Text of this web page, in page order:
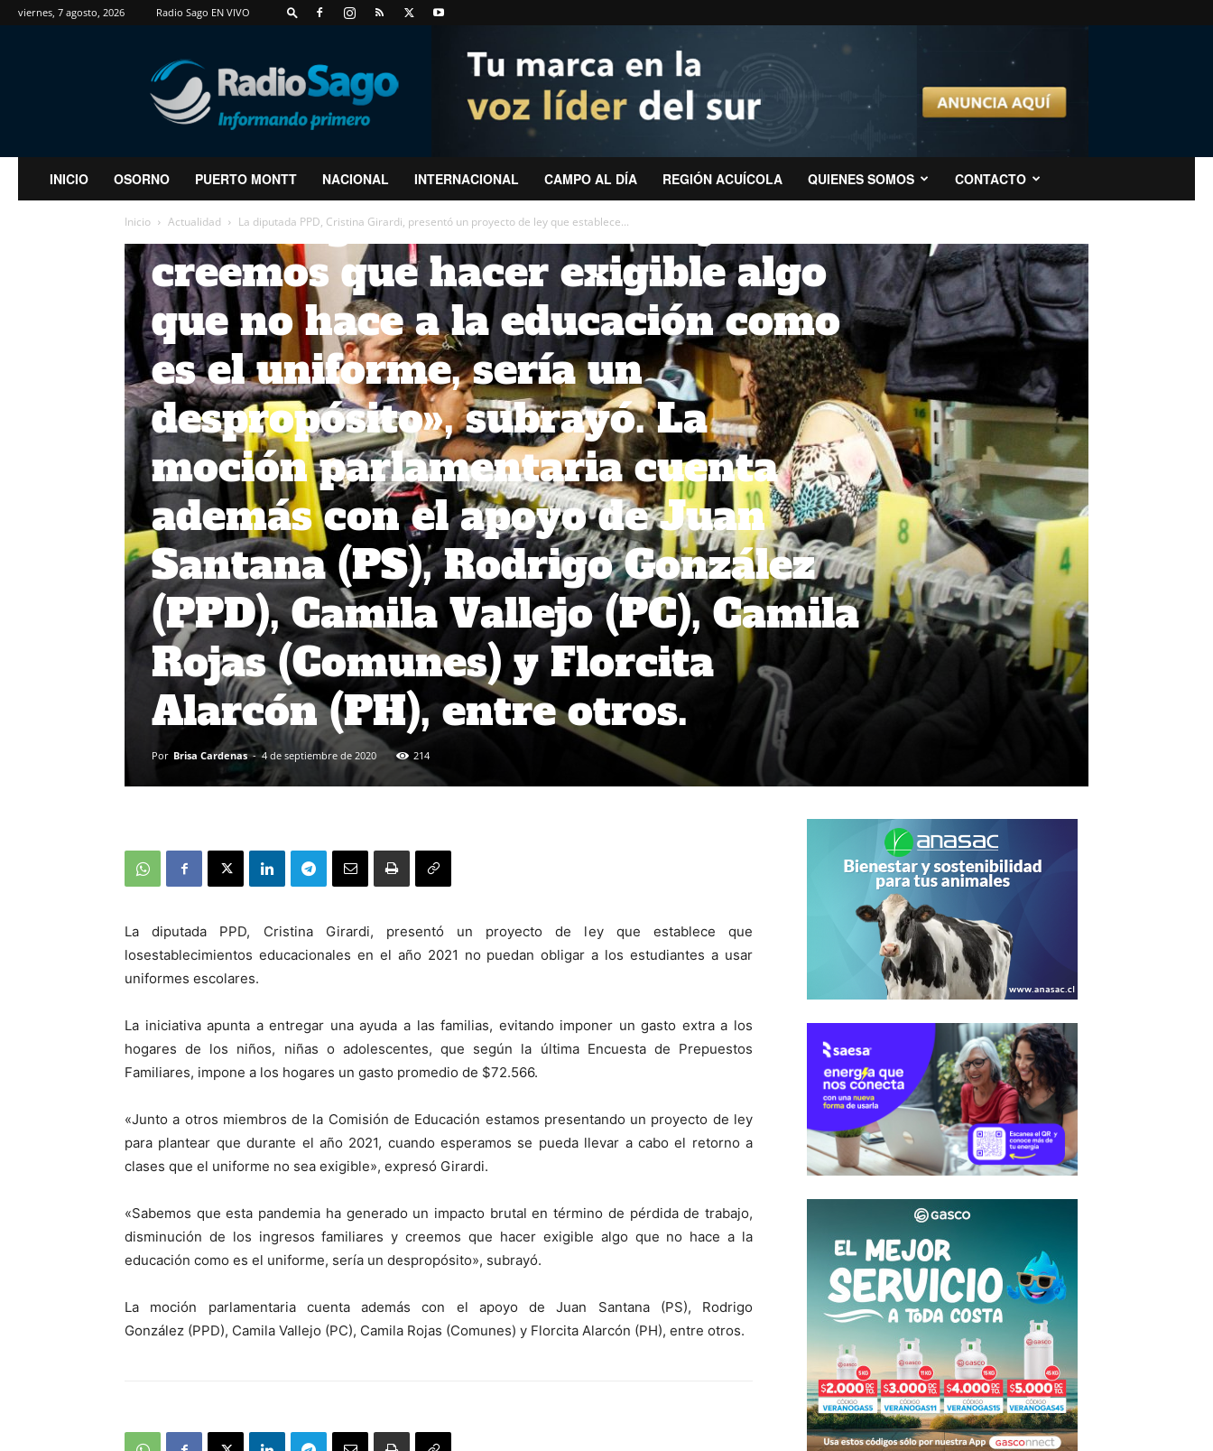
viernes, 7 agosto, 2026 Radio Sago EN VIVO
RadioSago
INICIO OSORNO PUERTO MONTT NACIONAL INTERNACIONAL CAMPO AL DÍA REGIÓN ACUÍCOLA QUIENES SOMOS CONTACTO
Inicio Actualidad La diputada PPD, Cristina Girardi, presentó un proyecto de ley que establece...
expresó Girardi. «Sabemos que
esta pandemia ha generado un
impacto brutal en término de
pérdida de trabajo, disminución
de los ingresos familiares y
creemos que hacer exigible algo
que no hace a la educación como
es el uniforme, sería un
despropósito», subrayó. La
moción parlamentaria cuenta
además con el apoyo de Juan
Santana (PS), Rodrigo González
(PPD), Camila Vallejo (PC), Camila
Rojas (Comunes) y Florcita
Alarcón (PH), entre otros.
Por Brisa Cardenas - 4 de septiembre de 2020 214
La diputada PPD, Cristina Girardi, presentó un proyecto de ley que establece que
losestablecimientos educacionales en el año 2021 no puedan obligar a los estudiantes a usar
uniformes escolares.
La iniciativa apunta a entregar una ayuda a las familias, evitando imponer un gasto extra a los
hogares de los niños, niñas o adolescentes, que según la última Encuesta de Prepuestos
Familiares, impone a los hogares un gasto promedio de $72.566.
«Junto a otros miembros de la Comisión de Educación estamos presentando un proyecto de ley
para plantear que durante el año 2021, cuando esperamos se pueda llevar a cabo el retorno a
clases que el uniforme no sea exigible», expresó Girardi.
«Sabemos que esta pandemia ha generado un impacto brutal en término de pérdida de trabajo,
disminución de los ingresos familiares y creemos que hacer exigible algo que no hace a la
educación como es el uniforme, sería un despropósito», subrayó.
La moción parlamentaria cuenta además con el apoyo de Juan Santana (PS), Rodrigo
González (PPD), Camila Vallejo (PC), Camila Rojas (Comunes) y Florcita Alarcón (PH), entre otros.